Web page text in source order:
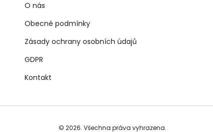
O nás
Obecné podmínky
Zásady ochrany osobních údajů
GDPR
Kontakt
© 2026. Všechna práva vyhrazena.